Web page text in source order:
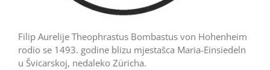
Filip Aurelije Theophrastus Bombastus von Hohen­heim
rodio se 1493. godine blizu mjestašca Maria-Einsiedeln
u Švicarskoj, nedaleko Züricha.